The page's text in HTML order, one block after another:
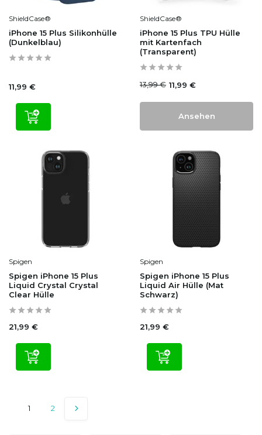
ShieldCase®
iPhone 15 Plus Silikonhülle
(Dunkelblau)
11,99 €
ShieldCase®
iPhone 15 Plus TPU Hülle
mit Kartenfach
(Transparent)
13,99 € 11,99 €
Ansehen
Spigen
Spigen iPhone 15 Plus
Liquid Crystal Crystal
Clear Hülle
21,99 €
Spigen
Spigen iPhone 15 Plus
Liquid Air Hülle (Mat
Schwarz)
21,99 €
1 2